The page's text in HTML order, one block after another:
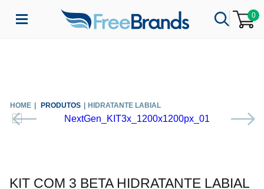
0
PRODUTOS HIDRATANTE LABIAL
KIT COM 3 BETA HIDRATANTE LABIAL